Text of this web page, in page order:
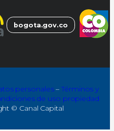
bogota.gov.co
personales–Términos y
de uso propiedad
© Canal Capital